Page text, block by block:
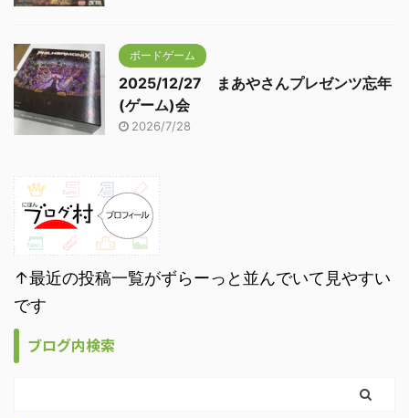
ボードゲーム
2025/12/27 まあやさんプレゼンツ忘年
(ゲーム)会
2026/7/28
↑最近の投稿一覧がずらーっと並んでいて見やすい
です
ブログ内検索